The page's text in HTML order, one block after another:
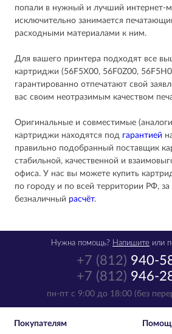
попали в нужный и лучший интернет-
исключительно занимается
расходными материалами к ним.
Для вашего принтера подходят все
картриджи (56F5X00, 56F0Z00,
гарантированно отпечатают свой
вас своим неотразимым качеством
Оригинальные и совместимые
картриджи находятся под гарантией
правильно подобранный поставщик
стабильной, качественной и
офиса. У нас вы можете купить
по городу и по всей территории РФ,
безналичный расчёт.
+7 (812) 940-
+7 (812) 946-
пн-пт с 9:00 до 18:00 (без
Нужна помощь? Напишите или
Покупателям